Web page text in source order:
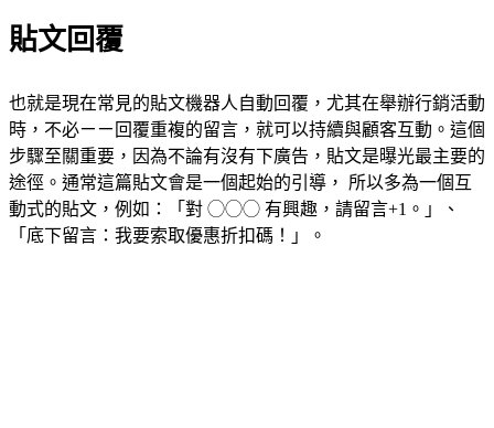
貼文回覆
也就是現在常見的貼文機器人自動回覆，尤其在舉辦行銷活動
時，不必ㄧㄧ回覆重複的留言，就可以持續與顧客互動。這個
步驟至關重要，因為不論有沒有下廣告，貼文是曝光最主要的
途徑。通常這篇貼文會是一個起始的引導， 所以多為一個互
動式的貼文，例如：「對 ◯◯◯ 有興趣，請留言+1。」、
「底下留言：我要索取優惠折扣碼！」。